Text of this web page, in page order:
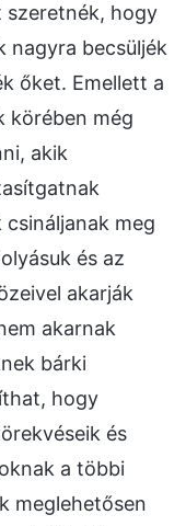
szeretnék, hogy
nagyra becsüljék
őket. Emellett a
körében még
akik
meg
és az
akarják
akarnak
bárki
hogy
és
a többi
meglehetősen